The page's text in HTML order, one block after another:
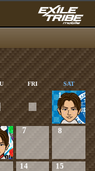
FRI SAT
1
7 8
14 15